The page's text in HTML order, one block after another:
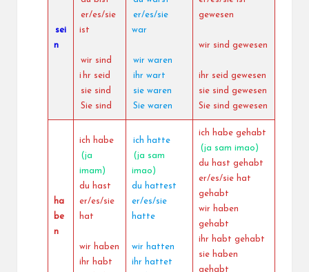
sei
n
er/es/sie
ist
wir sind
i hr seid
sie sind
Sie sind
er/es/sie
war
wir waren
ihr wart
sie waren
Sie waren
gewesen
wir sind gewesen
ihr seid gewesen
sie sind gewesen
Sie sind gewesen
ha
be
n
ich habe
(ja
imam)
du hast
er/es/sie
hat
wir haben
ihr habt
ich hatte
(ja sam
imao)
du hattest
er/es/sie
hatte
wir hatten
ihr hattet
ich habe gehabt
(ja sam imao)
du hast gehabt
er/es/sie hat
gehabt
wir haben
gehabt
ihr habt gehabt
sie haben
gehabt